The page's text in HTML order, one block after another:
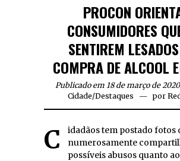
PROCON
CONSUMIDORES
SENTIREM
COMPRA DE ALCOOL
Publicado em 18 de março de 2020
Cidade/Destaques por
Cidadãos tem postado fotos que são
numerosamente
possíveis abusos quanto